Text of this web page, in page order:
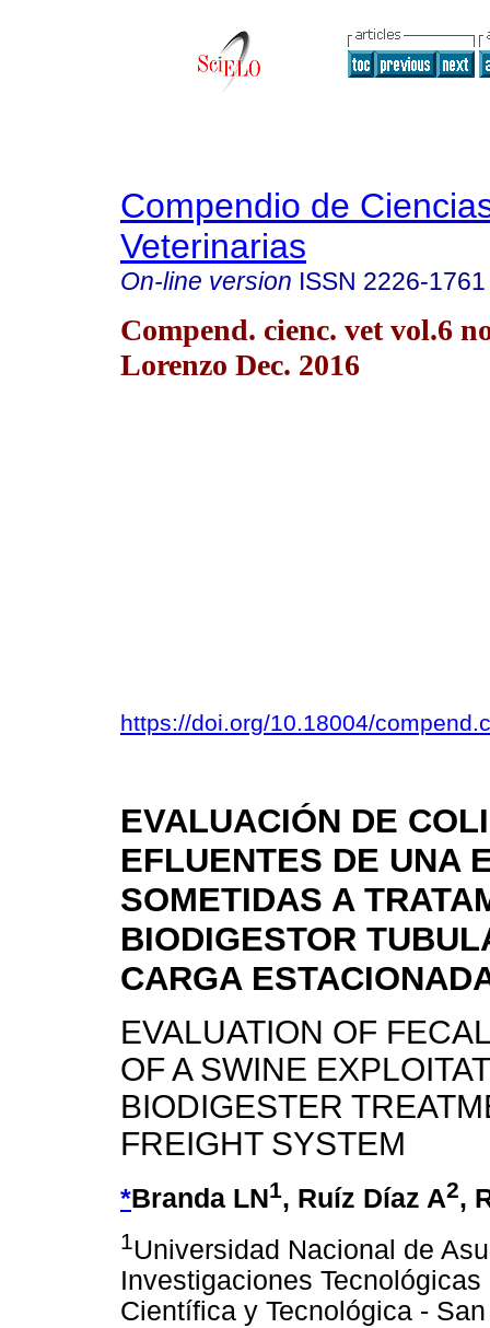
Compendio de
Veterinarias
On-line version ISSN 2226-1761
Compend. cienc. vet vol.6
Lorenzo Dec. 2016
https://doi.org/10.18004/
EVALUACIÓN DE
EFLUENTES DE UNA
SOMETIDAS A
BIODIGESTOR
CARGA
EVALUATION OF
OF A SWINE
BIODIGESTER
FREIGHT SYSTEM
*Branda LN1, Ruíz Díaz A2,
1Universidad Nacional de
Investigaciones
Científica y Tecnológica -